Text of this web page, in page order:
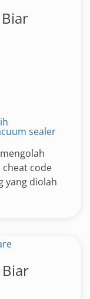
sealer
code
yang diolah